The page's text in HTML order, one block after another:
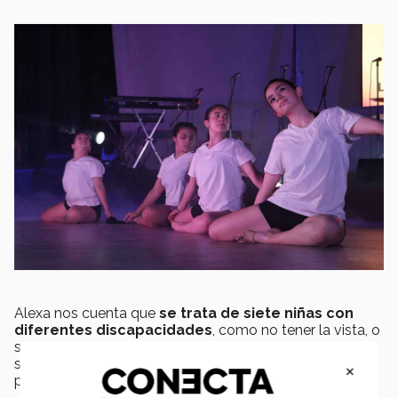
Alexa nos cuenta que se trata de siete niñas con
diferentes discapacidades, como no tener la vista, o
ser muda, por está razón, utilizan el baile para expresar
sus dudas y emociones, al igual que para descubrir que
pertenecen a un lugar.
×